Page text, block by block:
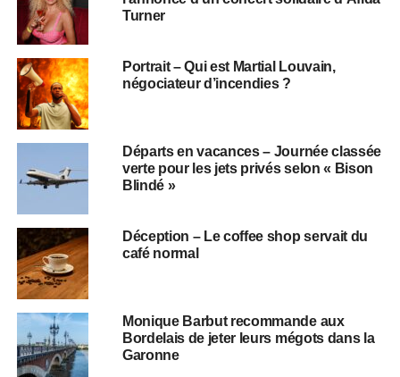
Turner
Portrait – Qui est Martial Louvain,
négociateur d’incendies ?
Départs en vacances – Journée classée
verte pour les jets privés selon « Bison
Blindé »
Déception – Le coffee shop servait du
café normal
Monique Barbut recommande aux
Bordelais de jeter leurs mégots dans la
Garonne